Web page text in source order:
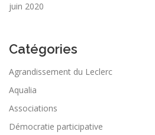
juin 2020
Catégories
Agrandissement du Leclerc
Aqualia
Associations
Démocratie participative